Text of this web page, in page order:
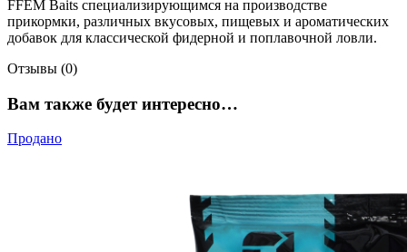
FFEM Baits специализирующимся на производстве
прикормки, различных вкусовых, пищевых и ароматических
добавок для классической фидерной и поплавочной ловли.
Отзывы (0)
Вам также будет интересно…
Продано